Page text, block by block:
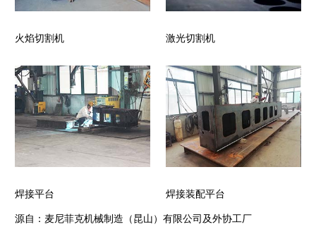
火焰切割机 激光切割机
焊接平台 焊接装配平台
源自：麦尼菲克机械制造（昆山）有限公司及外协工厂